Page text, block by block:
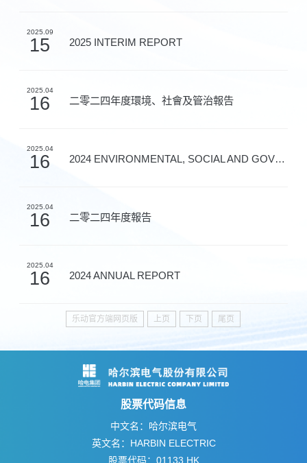
2025.09
15 2025 INTERIM REPORT
2025.04
16 二零二四年度環境、社會及管治報告
2025.04
16 2024 ENVIRONMENTAL, SOCIAL AND GOVERNANCE REPORT
2025.04
16 二零二四年度報告
2025.04
16 2024 ANNUAL REPORT
乐动官方端网页版 上页 下页 尾页
股票代码信息
中文名：哈尔滨电气
英文名：HARBIN ELECTRIC
股票代码：01133.HK